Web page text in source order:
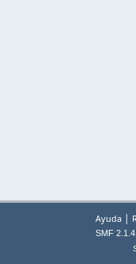
Ayuda |
SMF 2.1.4